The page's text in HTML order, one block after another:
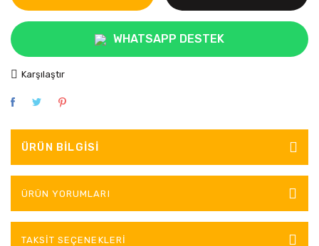
WHATSAPP DESTEK
Karşılaştır
ÜRÜN BILGISI
ÜRÜN YORUMLARI
TAKSIT SEÇENEKLERI